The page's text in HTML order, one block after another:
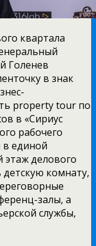
квартала
Голенев
в знак
property tour по
в «Сириус
рабочего
в единой
этаж делового
комнату,
залы, а
службы,